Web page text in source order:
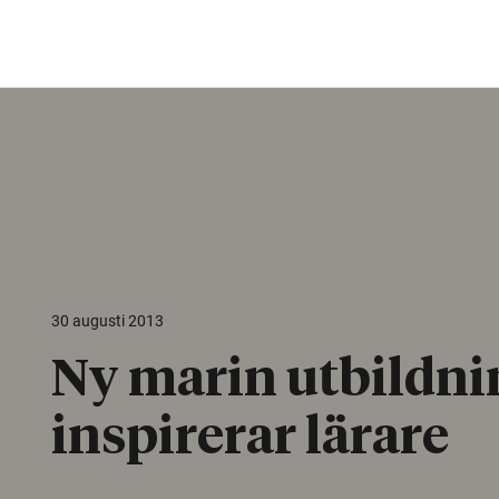
30 augusti 2013
Ny marin
inspirerar lärare